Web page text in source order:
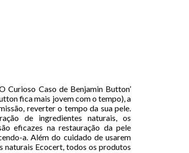
Curioso Caso de Benjamin Button’
fica mais jovem com o tempo), a
reverter o tempo da sua pele.
de ingredientes naturais, os
eficazes na restauração da pele
a. Além do cuidado de usarem
naturais Ecocert, todos os produtos